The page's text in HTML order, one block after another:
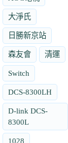
大淨氏
日勝新京站
森友會 清運
Switch
DCS-8300LH
D-link DCS-
8300L
1028